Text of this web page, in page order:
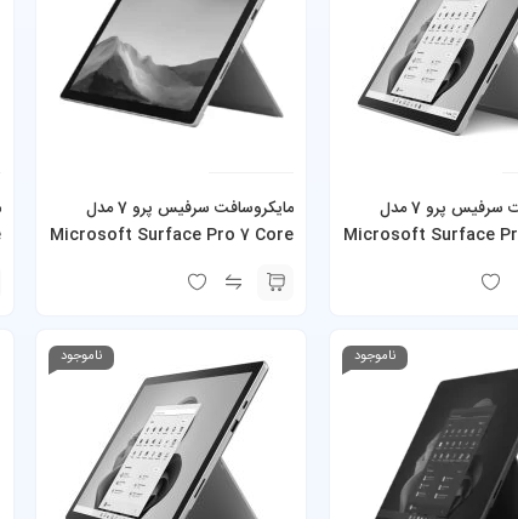
مایکروسافت سرفیس پرو 7 مدل
Microsoft Surface
و شارژر
مایکروسافت سرفیس پرو 7 مدل
Microsoft Surface Pro 7 Core
همراه کیبورد و شارژر
ناموجود ناموجود